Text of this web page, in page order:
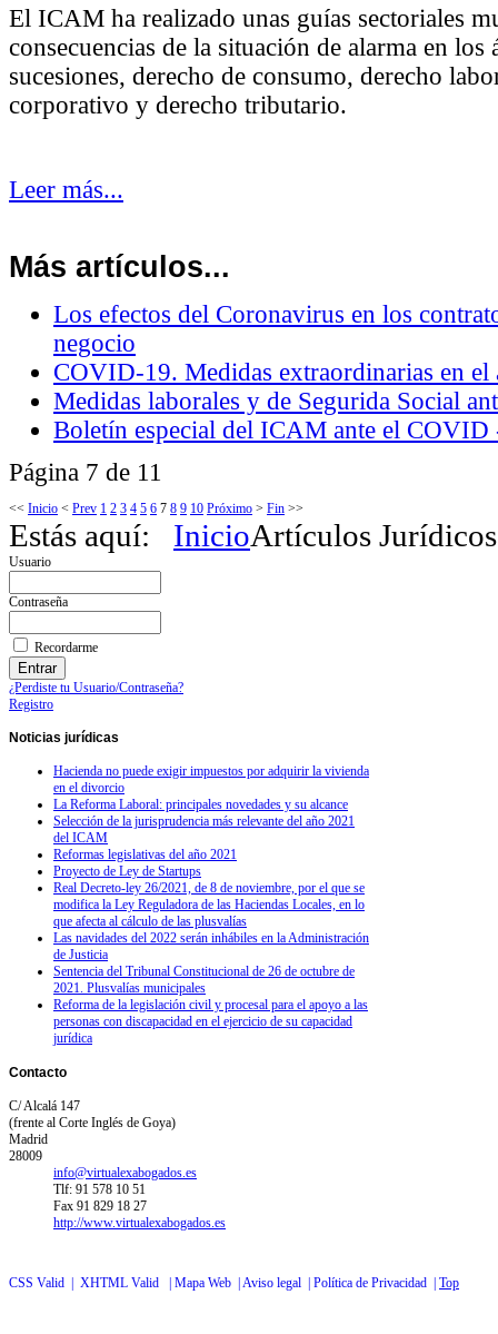
El ICAM ha realizado unas guías sectoriales
consecuencias de la situación de alarma en
sucesiones, derecho de consumo, derecho
corporativo y derecho tributario.
Leer más...
Más artículos...
Los efectos del Coronavirus en los
negocio
COVID-19. Medidas extraordinarias en el
Medidas laborales y de Segurida Social
Boletín especial del ICAM ante el COVID
Página 7 de 11
<< Inicio < Prev 1 2 3 4 5 6 7 8 9 10 Próximo > Fin >>
Estás aquí: InicioArtículos Jurídicos
Usuario
Contraseña
Recordarme
¿Perdiste tu Usuario/Contraseña?
Registro
Noticias jurídicas
Hacienda no puede exigir impuestos por adquirir la vivienda
en el divorcio
La Reforma Laboral: principales novedades y su alcance
Selección de la jurisprudencia más relevante del año 2021
del ICAM
Reformas legislativas del año 2021
Proyecto de Ley de Startups
Real Decreto-ley 26/2021, de 8 de noviembre, por el que se
modifica la Ley Reguladora de las Haciendas Locales, en lo
que afecta al cálculo de las plusvalías
Las navidades del 2022 serán inhábiles en la Administración
de Justicia
Sentencia del Tribunal Constitucional de 26 de octubre de
2021. Plusvalías municipales
Reforma de la legislación civil y procesal para el apoyo a las
personas con discapacidad en el ejercicio de su capacidad
jurídica
Contacto
C/ Alcalá 147
(frente al Corte Inglés de Goya)
Madrid
28009
info@virtualexabogados.es
Tlf: 91 578 10 51
Fax 91 829 18 27
http://www.virtualexabogados.es
CSS Valid | XHTML Valid | Mapa Web | Aviso legal | Política de Privacidad | Top